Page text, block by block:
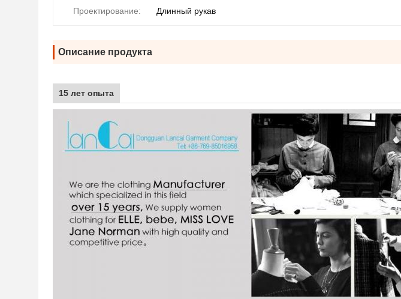
Проектирование: Длинный рукав
Описание продукта
15 лет опыта